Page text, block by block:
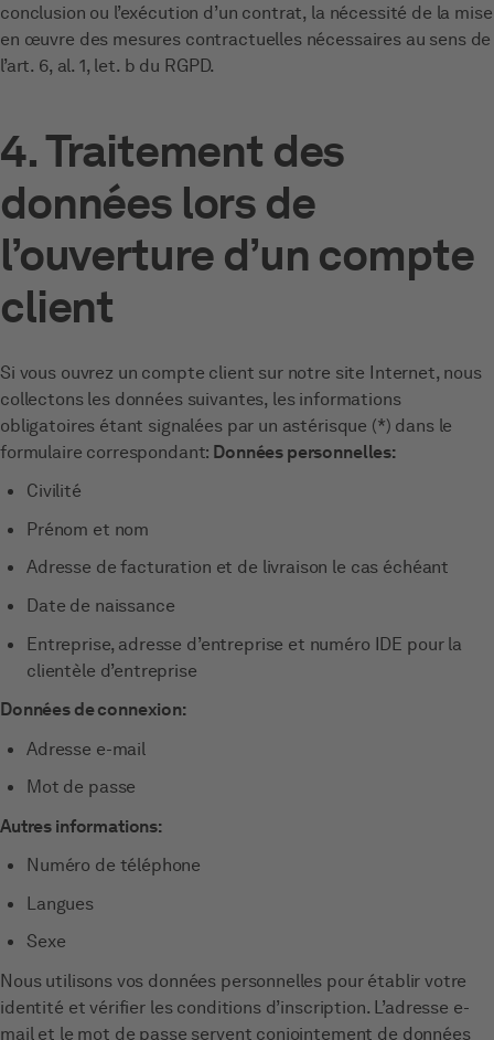
conclusion ou l’exécution d’un contrat, la nécessité de la mise
en œuvre des mesures contractuelles nécessaires au sens de
l’art. 6, al. 1, let. b du RGPD.
4. Traitement des
données lors de
l’ouverture d’un compte
client
Si vous ouvrez un compte client sur notre site Internet, nous
collectons les données suivantes, les informations
obligatoires étant signalées par un astérisque (*) dans le
formulaire correspondant: Données personnelles:
Civilité
Prénom et nom
Adresse de facturation et de livraison le cas échéant
Date de naissance
Entreprise, adresse d’entreprise et numéro IDE pour la
clientèle d’entreprise
Données de connexion:
Adresse e-mail
Mot de passe
Autres informations:
Numéro de téléphone
Langues
Sexe
Nous utilisons vos données personnelles pour établir votre
identité et vérifier les conditions d’inscription. L’adresse e-
mail et le mot de passe servent conjointement de données